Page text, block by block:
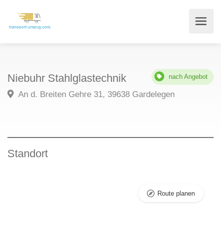
Niebuhr Stahlglastechnik nach Angebot
An d. Breiten Gehre 31, 39638 Gardelegen
Standort
Route planen